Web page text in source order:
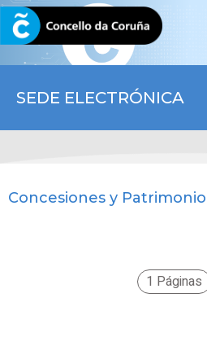
SEDE ELECTRÓNICA
CORUNA.GAL
Concesiones y
1 Páginas